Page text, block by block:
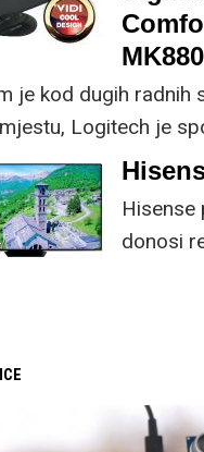
je kod dugih radnih
Logitech je
tipkovnice i
Hisense
donosi